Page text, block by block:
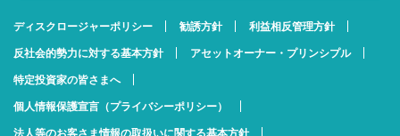
ディスクロージャーポリシー 勧誘方針 利益相反管理方針
反社会的勢力に対する基本方針 アセットオーナー・プリンシプル
特定投資家の皆さまへ
個人情報保護宣言（プライバシーポリシー）
法人等のお客さま情報の取扱いに関する基本方針